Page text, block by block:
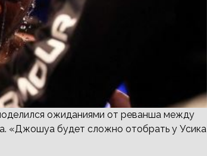
ожиданиями от реванша между
«Джошуа будет сложно отобрать у Усика